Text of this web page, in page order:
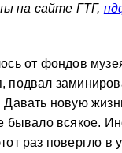
на сайте ГТГ,
от фондов
подвал
новую
бывало всякое.
раз повергло